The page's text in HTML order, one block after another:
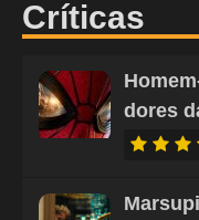
Críticas
dores